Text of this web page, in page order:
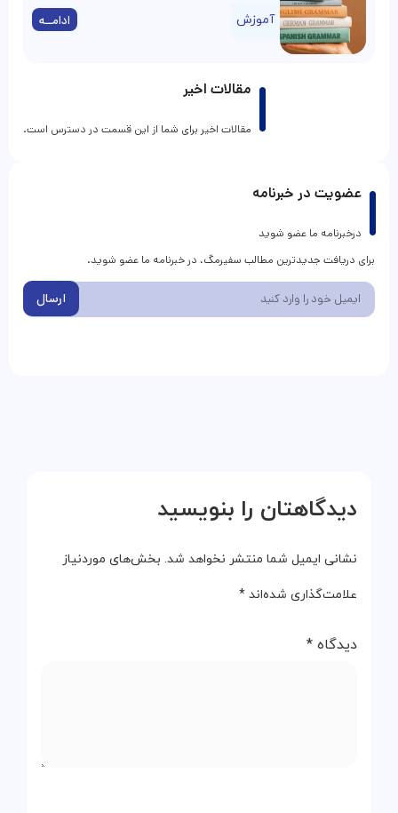
مقالات اخیر
مقالات اخیر برای شما از این قسمت در دسترس است.
آموزش ادامــه
عضویت در خبرنامه
درخبرنامه ما عضو شوید
برای دریافت جدیدترین مطالب سفیرمگ، در خبرنامه ما عضو شوید.
ارسال
دیدگاهتان را بنویسید
نشانی ایمیل شما منتشر نخواهد شد. بخش‌های موردنیاز
علامت‌گذاری شده‌اند *
دیدگاه *